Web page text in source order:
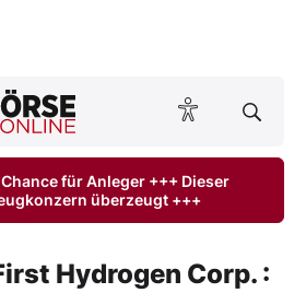
für Anleger +++ Dieser
überzeugt +++
Hydrogen Corp. :